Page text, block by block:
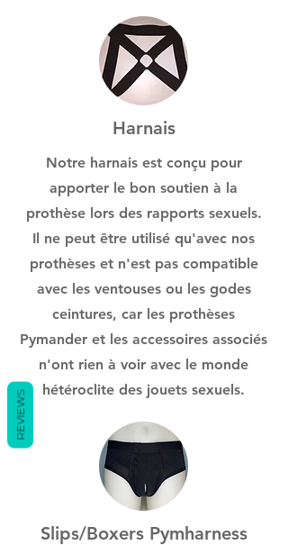
Harnais
Notre harnais est conçu pour
apporter le bon soutien à la
prothèse lors des rapports sexuels.
Il ne peut être utilisé qu'avec nos
prothèses et n'est pas compatible
avec les ventouses ou les godes
ceintures, car les prothèses
Pymander et les accessoires associés
n'ont rien à voir avec le monde
hétéroclite des jouets sexuels.
Slips/Boxers Pymharness
REVIEWS